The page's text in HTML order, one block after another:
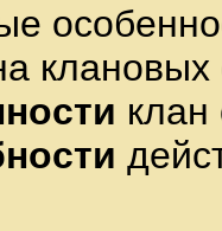
клановых
клан